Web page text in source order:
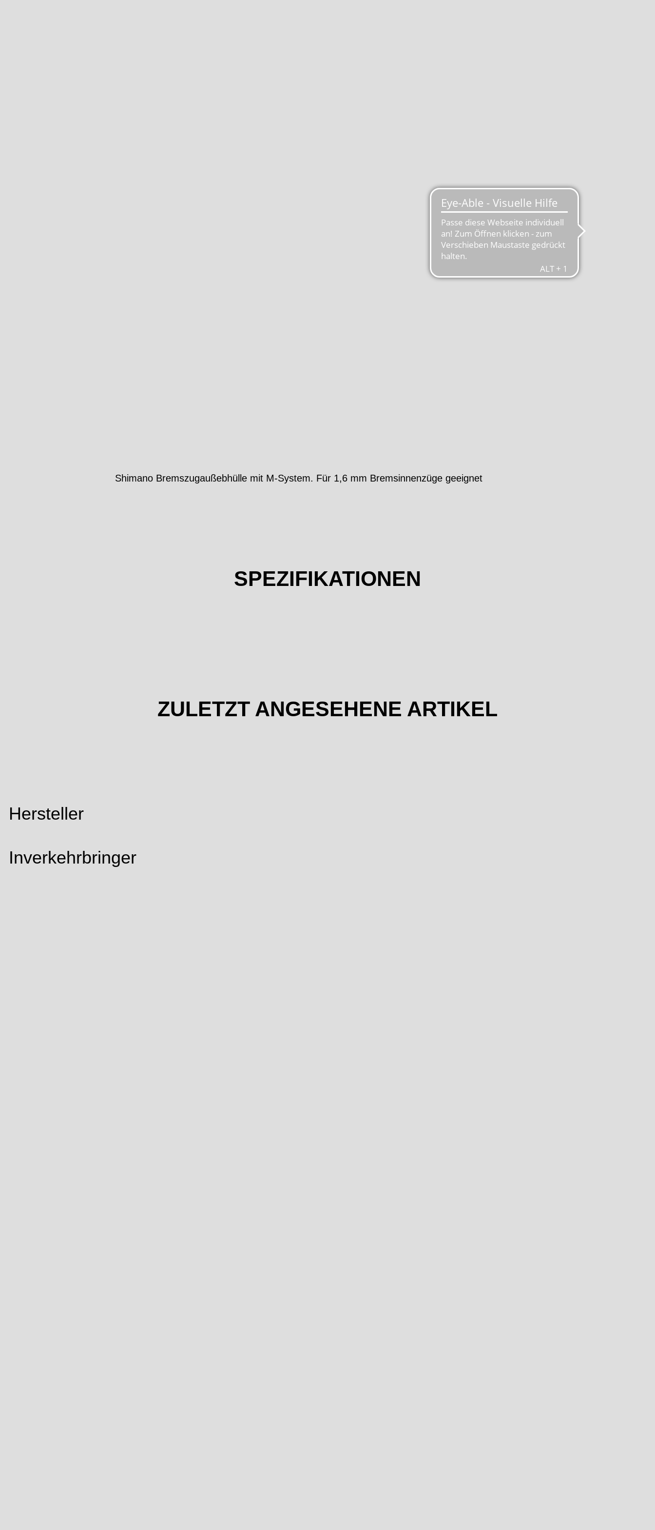
Shimano Bremszugaußebhülle mit M-System. Für 1,6 mm Bremsinnenzüge geeignet
SPEZIFIKATIONEN
ZULETZT ANGESEHENE ARTIKEL
Hersteller
Inverkehrbringer